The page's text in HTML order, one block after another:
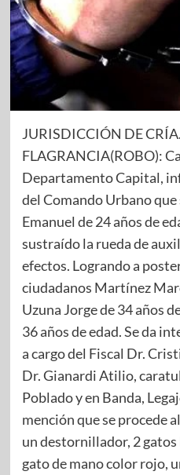
JURISDICCIÓN DE
FLAGRANCIA(ROBO):
Departamento Capital,
del Comando Urbano
Emanuel de 24 años de
sustraído la rueda de
efectos. Logrando a
ciudadanos Martínez
Uzuna Jorge de 34 años
36 años de edad. Se da
a cargo del Fiscal Dr.
Dr. Gianardi Atilio,
Poblado y en Banda,
mención que se procede
un destornillador, 2
gato de mano color rojo,